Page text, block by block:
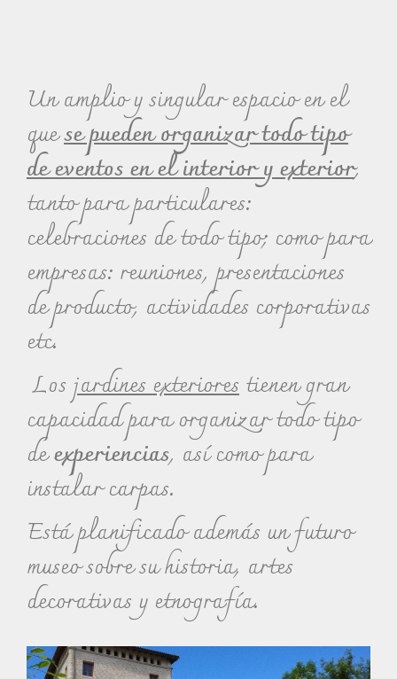
Un amplio y singular espacio en el
quese pueden organizar todo tipo
de eventos en el interior y exterior,
tanto para particulares:
celebraciones de todo tipo; como para
empresas: reuniones, presentaciones
de producto, actividades corporativas
etc.
Losjardines exteriorestienen gran
capacidad para organizar todo tipo
deexperiencias, así como para
instalar carpas.
Está planificado además un futuro
museo sobre su historia, artes
decorativas y etnografía.